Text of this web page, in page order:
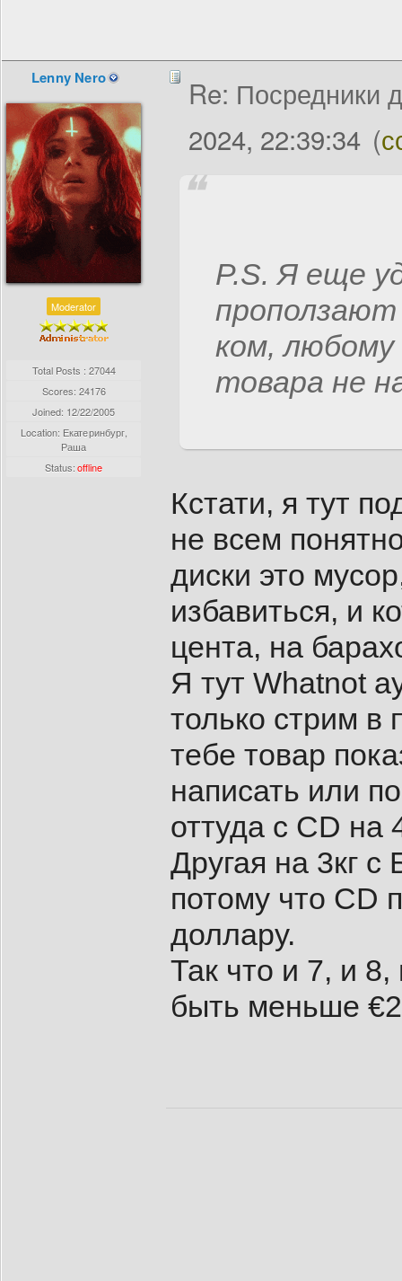
Lenny Nero
Moderator
Total Posts : 27044
Scores: 24176
Joined: 12/22/2005
Location: Екатеринбург,
Раша
Status:offline
Re: Посредники
2024, 22:39:34 (
P.S. Я еще
проползают
ком,
товара не
Кстати, я тут
не всем
диски это
избавиться, и
цента, на
Я тут Whatnot
только стрим
тебе товар
написать или
оттуда с CD на
Другая на 3кг
потому что CD
доллару.
Так что и 7, и 8,
быть меньше